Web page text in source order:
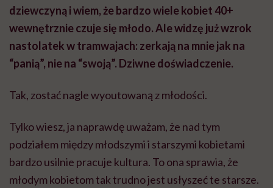
dziewczyną i wiem, że bardzo wiele kobiet 40+
wewnętrznie czuje się młodo. Ale widzę już wzrok
nastolatek w tramwajach: zerkają na mnie jak na
“panią”, nie na “swoją”. Dziwne doświadczenie.
Tak, zostać nagle wyoutowaną z młodości.
Tylko wiesz, ja naprawdę uważam, że nad tym
podziałem między młodszymi i starszymi kobietami
bardzo usilnie pracuje kultura. To ona sprawia, że
młodym kobietom tak trudno jest usłyszeć te starsze.